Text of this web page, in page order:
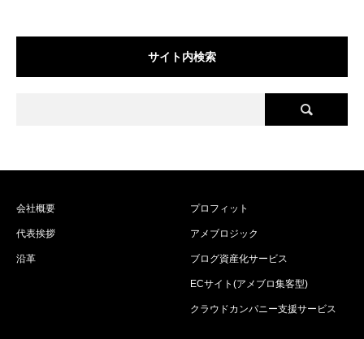
サイト内検索
会社概要
代表挨拶
沿革
プロフィット
アメブロジック
ブログ資産化サービス
ECサイト(アメブロ集客型)
クラウドカンパニー支援サービス